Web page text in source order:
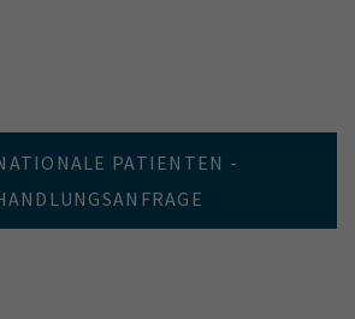
PATIENTEN -